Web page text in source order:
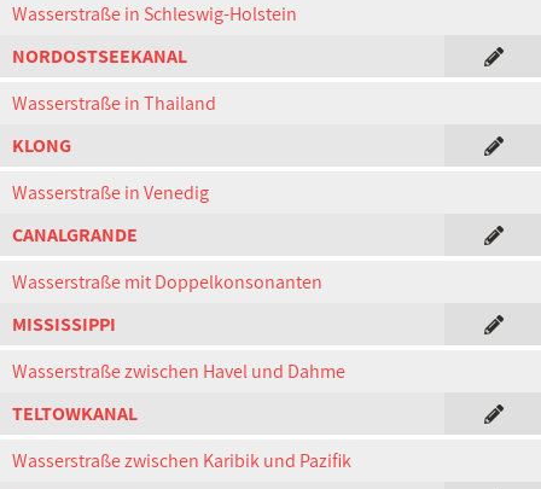
Wasserstraße in Schleswig-Holstein
NORDOSTSEEKANAL
Wasserstraße in Thailand
KLONG
Wasserstraße in Venedig
CANALGRANDE
Wasserstraße mit Doppelkonsonanten
MISSISSIPPI
Wasserstraße zwischen Havel und Dahme
TELTOWKANAL
Wasserstraße zwischen Karibik und Pazifik